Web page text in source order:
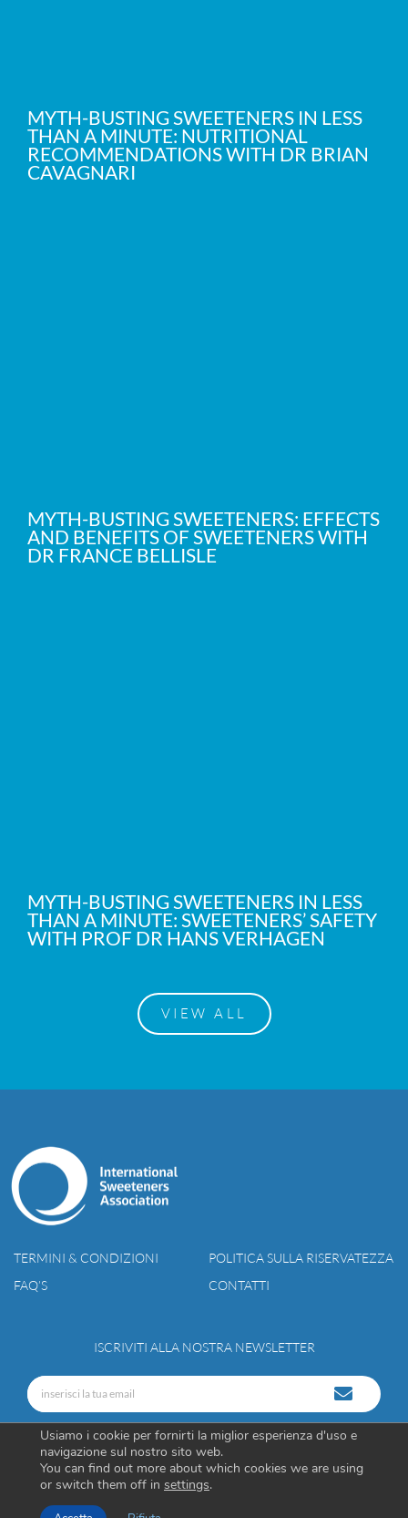
MYTH-BUSTING SWEETENERS IN LESS
THAN A MINUTE: NUTRITIONAL
RECOMMENDATIONS WITH DR BRIAN
CAVAGNARI
MYTH-BUSTING SWEETENERS: EFFECTS
AND BENEFITS OF SWEETENERS WITH
DR FRANCE BELLISLE
MYTH-BUSTING SWEETENERS IN LESS
THAN A MINUTE: SWEETENERS’ SAFETY
WITH PROF DR HANS VERHAGEN
VIEW ALL
TERMINI & CONDIZIONI
POLITICA SULLA RISERVATEZZA
FAQ’S
CONTATTI
ISCRIVITI ALLA NOSTRA NEWSLETTER
Usiamo i cookie per fornirti la miglior esperienza d'uso e
navigazione sul nostro sito web.
You can find out more about which cookies we are using
or switch them off in settings.